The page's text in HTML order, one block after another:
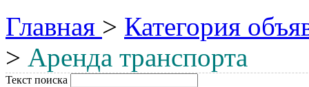
Главная > Категория
> Аренда транспорта
Текст поиска